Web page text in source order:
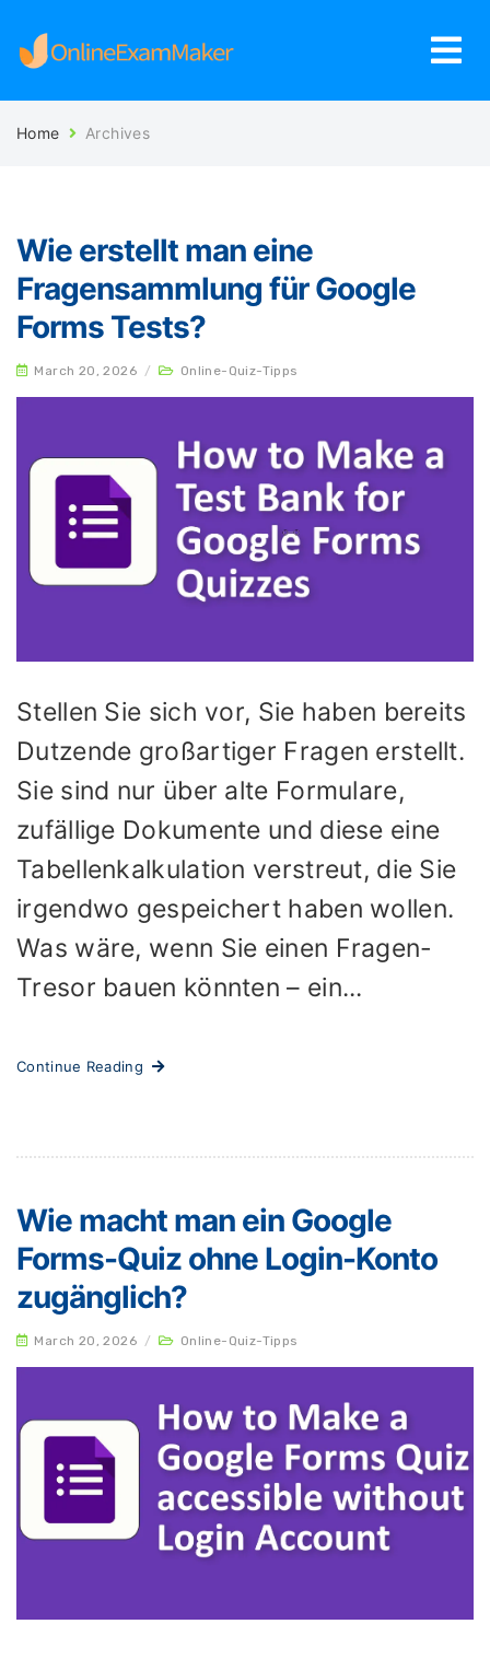
Home Archives
Wie erstellt man eine
Fragensammlung für Google
Forms Tests?
March 20, 2026 / Online-Quiz-Tipps
Stellen Sie sich vor, Sie haben bereits
Dutzende großartiger Fragen erstellt.
Sie sind nur über alte Formulare,
zufällige Dokumente und diese eine
Tabellenkalkulation verstreut, die Sie
irgendwo gespeichert haben wollen.
Was wäre, wenn Sie einen Fragen-
Tresor bauen könnten – ein...
Continue Reading
Wie macht man ein Google
Forms-Quiz ohne Login-Konto
zugänglich?
March 20, 2026 / Online-Quiz-Tipps